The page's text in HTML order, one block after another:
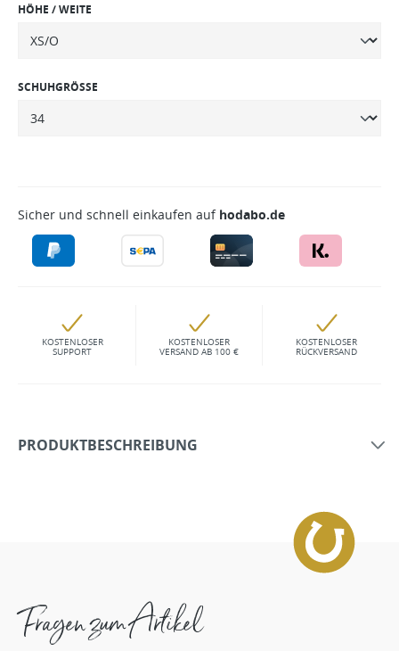
HÖHE / WEITE
SCHUHGRÖSSE
Sicher und schnell einkaufen auf hodabo.de
KOSTENLOSER
SUPPORT
KOSTENLOSER
VERSAND AB 100 €
KOSTENLOSER
RÜCKVERSAND
PRODUKTBESCHREIBUNG
Fragen zum Artikel